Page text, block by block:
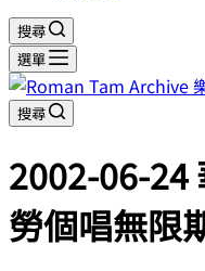
搜尋
選單
搜尋
2002-06-24
勞個唱無限